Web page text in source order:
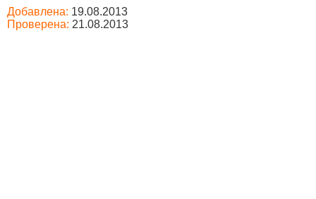
Добавлена: 19.08.2013
Проверена: 21.08.2013